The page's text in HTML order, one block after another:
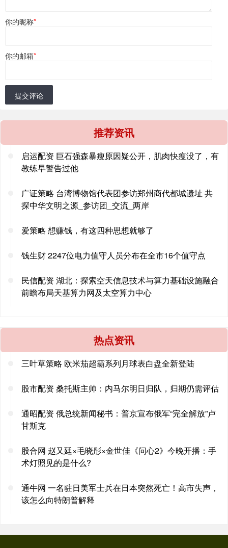
你的昵称*
你的邮箱*
提交评论
推荐资讯
启运配资 巨石强森暴瘦原因疑公开，肌肉快瘦没了，有
教练早警告过他
广证策略 台湾博物馆代表团参访郑州商代都城遗址 共
探中华文明之源_参访团_交流_两岸
爱策略 想赚钱，有这四种思想就够了
钱生财 2247位电力值守人员分布在全市16个值守点
民信配资 湖北：探索空天信息技术与算力基础设施融合
前瞻布局天基算力网及太空算力中心
热点资讯
三叶草策略 欧米茄超霸系列月球表白盘全新登陆
股市配资 桑托斯主帅：内马尔明日归队，归期仍需评估
通昭配资 俄总统新闻秘书：普京宣布俄军“完全解放”卢
甘斯克
股合网 赵又廷×毛晓彤×金世佳《问心2》今晚开播：手
术灯照见的是什么?
通牛网 一名驻日美军士兵在日本突然死亡！高市失声，
该怎么向特朗普解释